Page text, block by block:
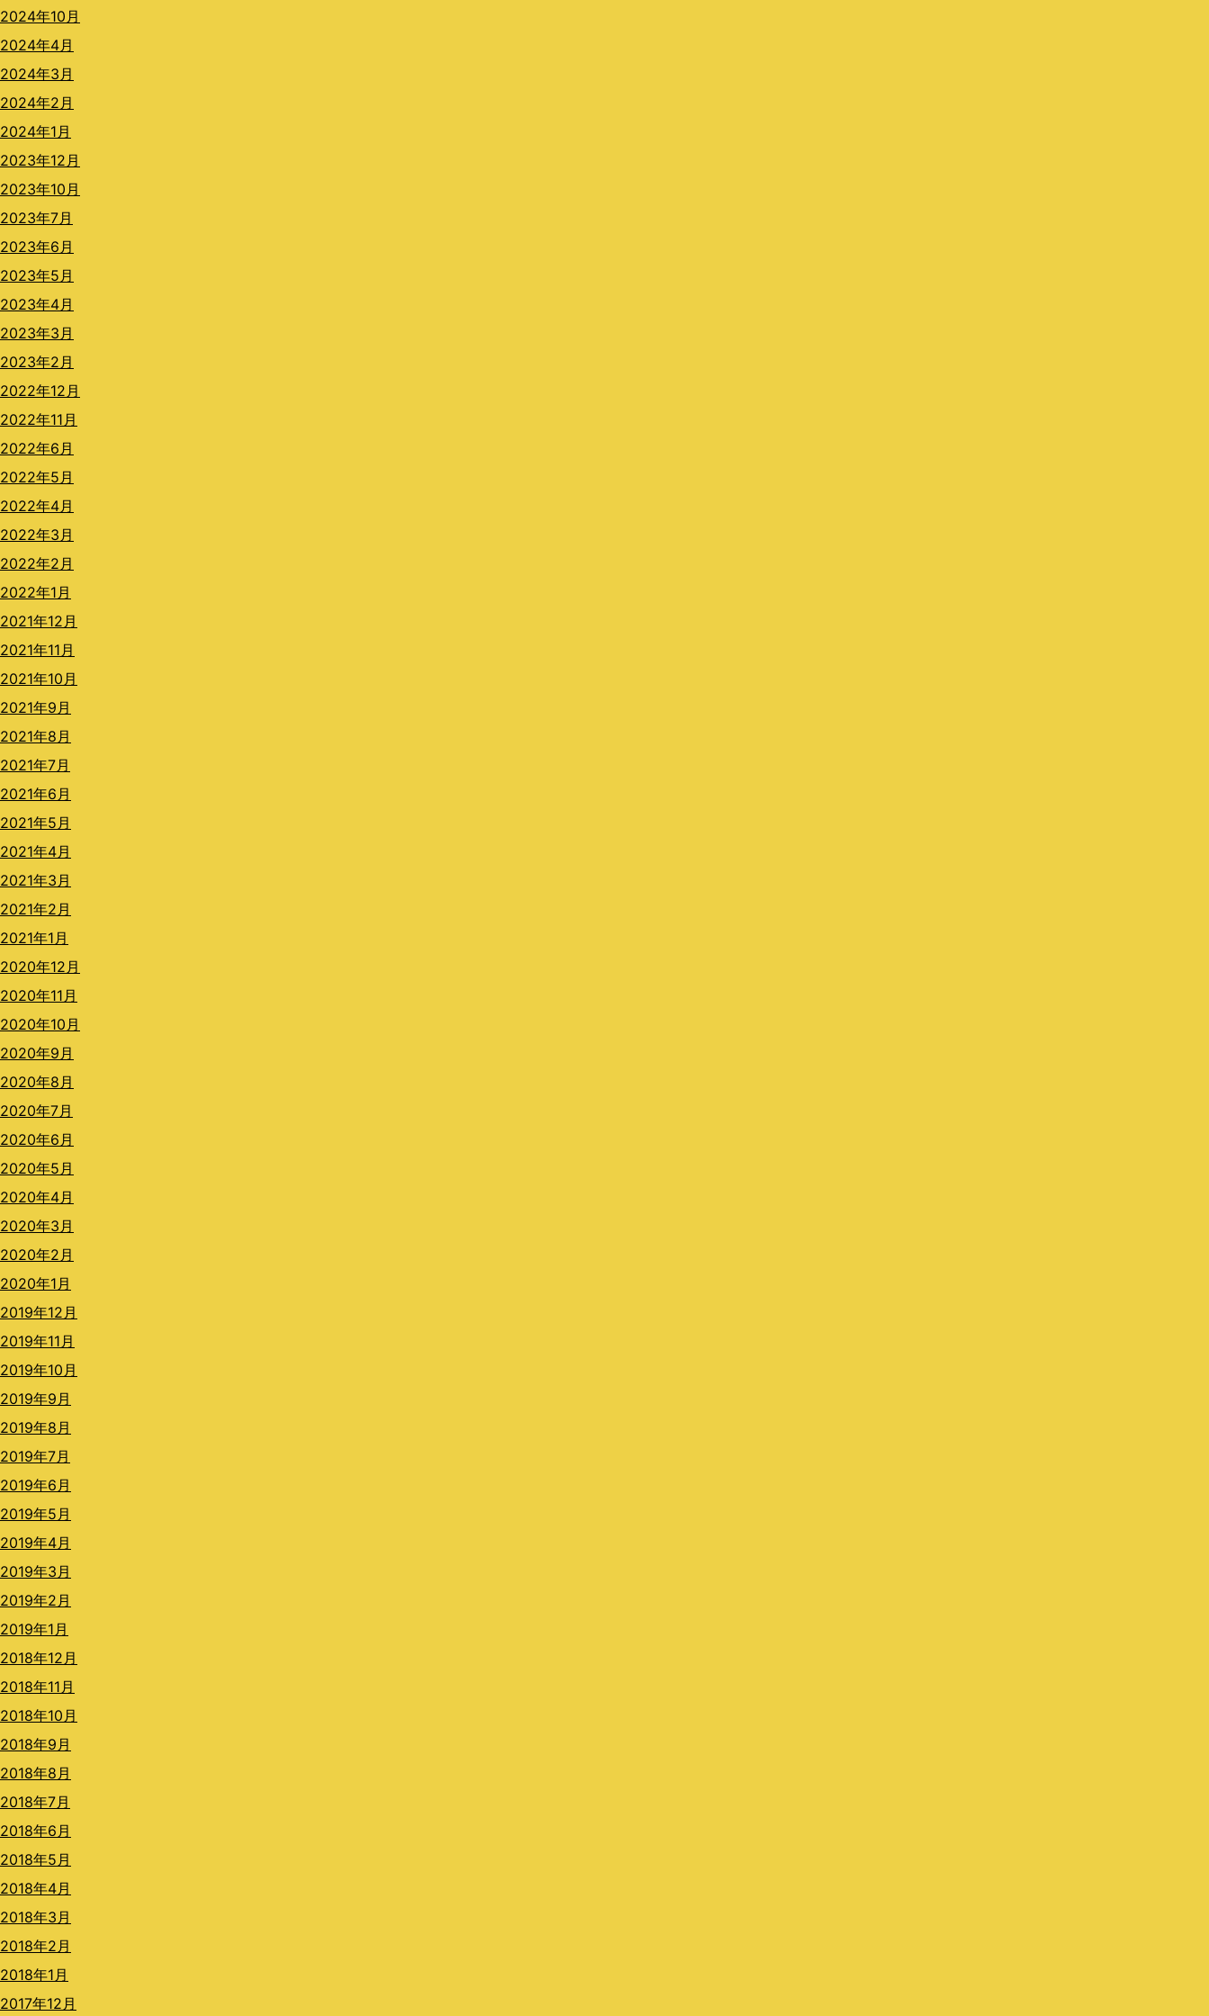
2024年10月
2024年4月
2024年3月
2024年2月
2024年1月
2023年12月
2023年10月
2023年7月
2023年6月
2023年5月
2023年4月
2023年3月
2023年2月
2022年12月
2022年11月
2022年6月
2022年5月
2022年4月
2022年3月
2022年2月
2022年1月
2021年12月
2021年11月
2021年10月
2021年9月
2021年8月
2021年7月
2021年6月
2021年5月
2021年4月
2021年3月
2021年2月
2021年1月
2020年12月
2020年11月
2020年10月
2020年9月
2020年8月
2020年7月
2020年6月
2020年5月
2020年4月
2020年3月
2020年2月
2020年1月
2019年12月
2019年11月
2019年10月
2019年9月
2019年8月
2019年7月
2019年6月
2019年5月
2019年4月
2019年3月
2019年2月
2019年1月
2018年12月
2018年11月
2018年10月
2018年9月
2018年8月
2018年7月
2018年6月
2018年5月
2018年4月
2018年3月
2018年2月
2018年1月
2017年12月